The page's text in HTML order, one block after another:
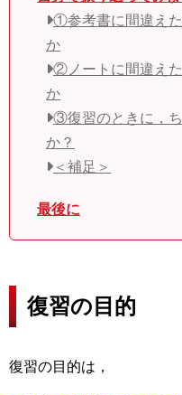
①参考書に間違え
か
②ノートに間違え
か
③復習のときに，
か？
＜補足＞
最後に
復習の目的
復習の目的は，